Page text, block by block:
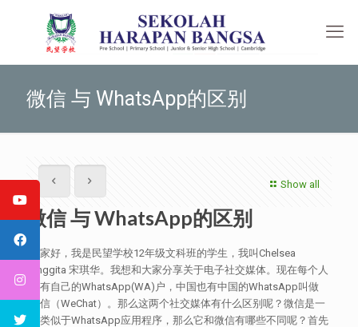
微信 与 WhatsApp的区别
Show all
微信 与 WhatsApp的区别
大家好，我是民望学校12年级文科班的学生，我叫Chelsea
Anggita 宋琪华。我想和大家分享关于电子社交媒体。现在每个人
都有自己的WhatsApp(WA)户，中国也有中国的WhatsApp叫做
微信（WeChat）。那么这两个社交媒体有什么区别呢？微信是一
个类似于WhatsApp应用程序，那么它和微信有哪些不同呢？首先